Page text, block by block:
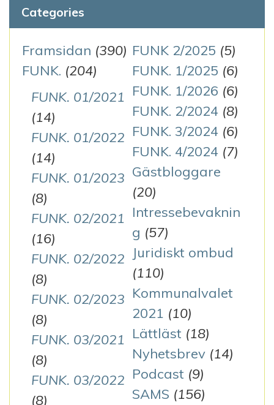
Categories
Framsidan (390) FUNK 2/2025 (5)
FUNK. (204)
FUNK. 01/2021
(14)
FUNK. 01/2022
(14)
FUNK. 01/2023
(8)
FUNK. 02/2021
(16)
FUNK. 02/2022
(8)
FUNK. 02/2023
(8)
FUNK. 03/2021
(8)
FUNK. 03/2022
(8)
FUNK. 1/2025 (6)
FUNK. 1/2026 (6)
FUNK. 2/2024 (8)
FUNK. 3/2024 (6)
FUNK. 4/2024 (7)
Gästbloggare
(20)
Intressebevaknin
g (57)
Juridiskt ombud
(110)
Kommunalvalet
2021 (10)
Lättläst (18)
Nyhetsbrev (14)
Podcast (9)
SAMS (156)